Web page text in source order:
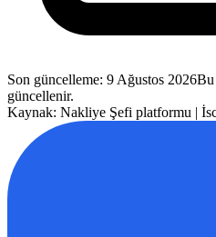
Son güncelleme: 9 Ağustos 2026Bu
güncellenir.
Kaynak: Nakliye Şefi platformu |